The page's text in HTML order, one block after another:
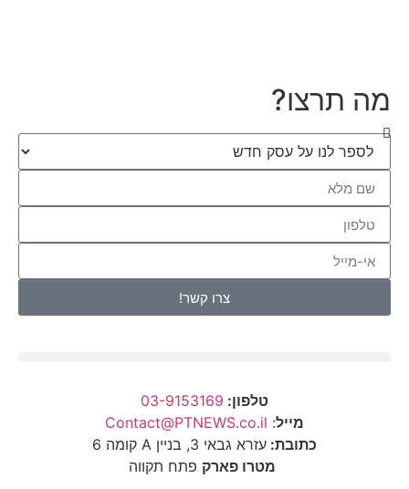
מה תרצו?
צרו קשר!
טלפון: 03-9153169
מייל:
Contact@PTNEWS.co.il
כתובת: עזרא גבאי 3, בניין A קומה 6
מטרו פארק פתח תקווה